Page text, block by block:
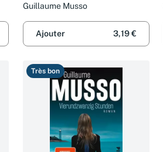
Guillaume Musso
Ajouter 3,19 €
Très bon